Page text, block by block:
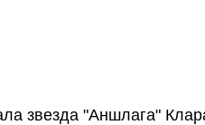
звезда "Аншлага"